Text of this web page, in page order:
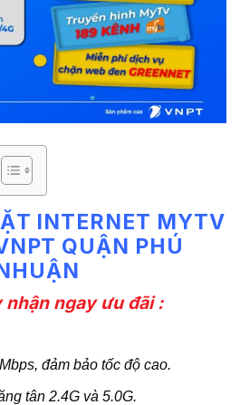
INTERNET MYTV
QUẬN PHÚ
ngay ưu đãi :
đảm bảo tốc độ cao.
tân 2.4G và 5.0G.